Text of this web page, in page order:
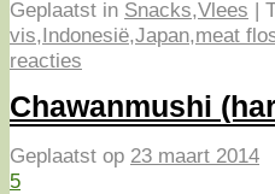
Geplaatst in Snacks,Vlees |
vis,Indonesië,Japan,meat
reacties
Chawanmushi
Geplaatst op 23 maart 2014
5